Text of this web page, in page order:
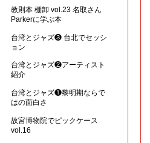
教則本 棚卸 vol.23 名取さん
Parkerに学ぶ本
台湾とジャズ❸ 台北でセッシ
ョン
台湾とジャズ❷アーティスト
紹介
台湾とジャズ❶黎明期ならで
はの面白さ
故宮博物院でピックケース
vol.16